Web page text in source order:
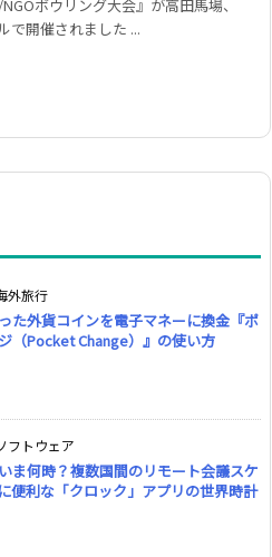
NGOボウリング大会』が高田馬場、
で開催されました ...
外旅行
た外貨コインを電子マネーに換金『ポ
（Pocket Change）』の使い方
フトウェア
ま何時？複数国間のリモート会議スケ
便利な「クロック」アプリの世界時計